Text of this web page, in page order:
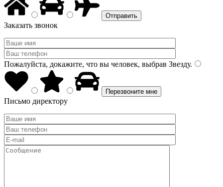
Заказать звонок
Пожалуйста, докажите, что вы человек, выбрав Звезду.
Письмо директору